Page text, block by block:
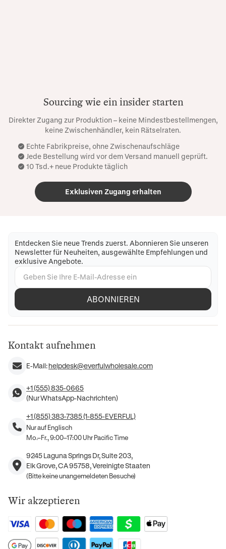
Sourcing wie ein insider starten
Direkter Zugang zur Produktion – keine Mindestbestellmengen,
keine Zwischenhändler, kein Rätselraten.
Echte Fabrikpreise, ohne Zwischenaufschläge
Jede Bestellung wird vor dem Versand manuell geprüft.
10 Tsd.+ neue Produkte täglich
Exklusiven Zugang erhalten
Entdecken Sie neue Trends zuerst. Abonnieren Sie unseren
Newsletter für Neuheiten, ausgewählte Empfehlungen und
exklusive Angebote.
ABONNIEREN
Kontakt aufnehmen
E-Mail:helpdesk@everfulwholesale.com
+1 (555) 835-0665
(Nur WhatsApp-Nachrichten)
+1 (855) 383-7385 (1-855-EVERFUL)
Nur auf Englisch
Mo.–Fr., 9:00–17:00 Uhr Pacific Time
9245 Laguna Springs Dr, Suite 203,
Elk Grove, CA 95758, Vereinigte Staaten
(Bitte keine unangemeldeten Besuche)
Wir akzeptieren